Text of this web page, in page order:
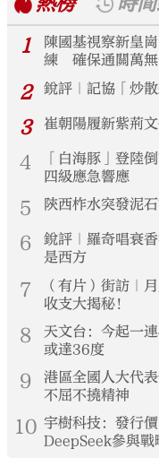
1
陳國基視察新皇
練 確保通關萬無
2 銳評｜記協「炒
3 崔朝陽履新紫荊
4
「白海豚」登陸
四級應急響應
5 陝西柞水突發泥
6
銳評｜羅奇唱衰
是西方
7
（有片）街訪｜
收支大揭秘！
8
天文台：今起一
或達36度
9
港區全國人大代
不屈不撓精神
10 宇樹科技：發行
DeepSeek參與戰